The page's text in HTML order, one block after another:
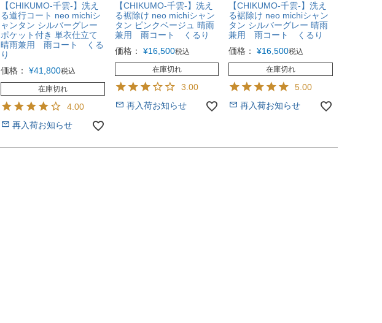
【CHIKUMO-千雲-】洗え
る道行コート neo michiシ
ャンタン シルバーグレー
ポケット付き 単衣仕立て
晴雨兼用 雨コート くる
り
価格：
¥41,800税込
在庫切れ
4.00
再入荷お知らせ
【CHIKUMO-千雲-】洗え
る裾除け neo michiシャン
タン ピンクベージュ 晴雨
兼用 雨コート くるり
価格：
¥16,500税込
在庫切れ
3.00
再入荷お知らせ
【CHIKUMO-千雲-】洗え
る裾除け neo michiシャン
タン シルバーグレー 晴雨
兼用 雨コート くるり
価格：
¥16,500税込
在庫切れ
5.00
再入荷お知らせ